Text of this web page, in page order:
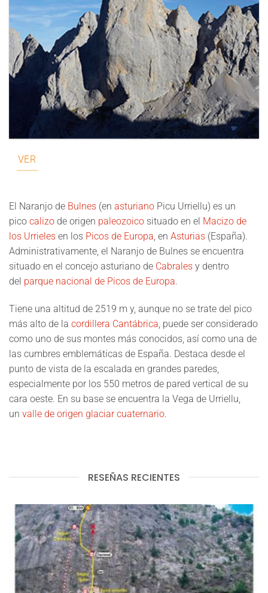
VER
El Naranjo de Bulnes (en asturiano Picu Urriellu) es un
pico calizo de origen paleozoico situado en el Macizo de
los Urrieles en los Picos de Europa, en Asturias (España).
Administrativamente, el Naranjo de Bulnes se encuentra
situado en el concejo asturiano de Cabrales y dentro
del parque nacional de Picos de Europa.
Tiene una altitud de 2519 m y, aunque no se trate del pico
más alto de la cordillera Cantábrica, puede ser considerado
como uno de sus montes más conocidos, así como una de
las cumbres emblemáticas de España. Destaca desde el
punto de vista de la escalada en grandes paredes,
especialmente por los 550 metros de pared vertical de su
cara oeste. En su base se encuentra la Vega de Urriellu,
un valle de origen glaciar cuaternario.
RESEÑAS RECIENTES